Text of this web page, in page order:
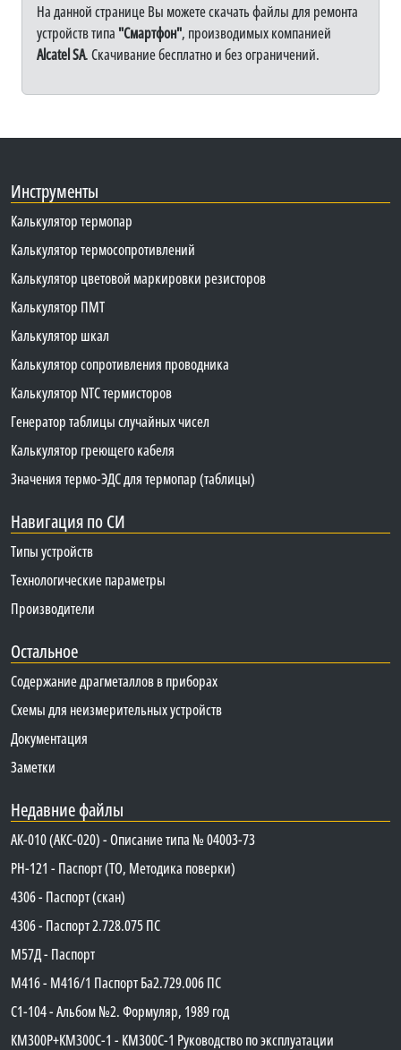
На данной странице Вы можете скачать файлы для ремонта
устройств типа "Смартфон", производимых компанией
Alcatel SA. Скачивание бесплатно и без ограничений.
Инструменты
Калькулятор термопар
Калькулятор термосопротивлений
Калькулятор цветовой маркировки резисторов
Калькулятор ПМТ
Калькулятор шкал
Калькулятор сопротивления проводника
Калькулятор NTC термисторов
Генератор таблицы случайных чисел
Калькулятор греющего кабеля
Значения термо-ЭДС для термопар (таблицы)
Навигация по СИ
Типы устройств
Технологические параметры
Производители
Остальное
Содержание драгметаллов в приборах
Схемы для неизмерительных устройств
Документация
Заметки
Недавние файлы
АК-010 (АКС-020) - Описание типа № 04003-73
PH-121 - Паспорт (ТО, Методика поверки)
4306 - Паспорт (скан)
4306 - Паспорт 2.728.075 ПС
М57Д - Паспорт
М416 - М416/1 Паспорт Ба2.729.006 ПС
C1-104 - Альбом №2. Формуляр, 1989 год
КМ300Р+КМ300С-1 - КМ300C-1 Руководство по эксплуатации